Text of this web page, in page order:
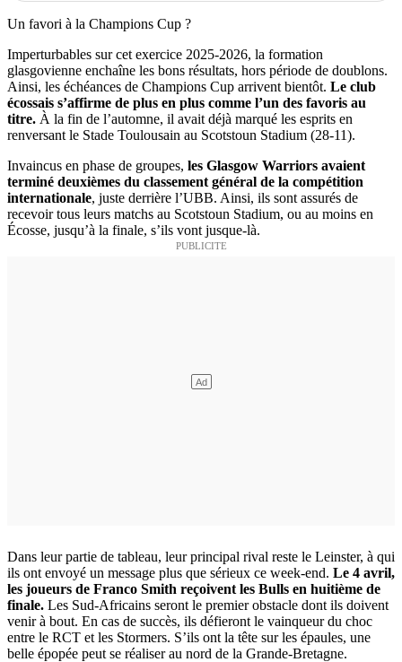
Un favori à la Champions Cup ?
Imperturbables sur cet exercice 2025-2026, la formation
glasgovienne enchaîne les bons résultats, hors période de doublons.
Ainsi, les échéances de Champions Cup arrivent bientôt. Le club
écossais s’affirme de plus en plus comme l’un des favoris au
titre. À la fin de l’automne, il avait déjà marqué les esprits en
renversant le Stade Toulousain au Scotstoun Stadium (28-11).
Invaincus en phase de groupes, les Glasgow Warriors avaient
terminé deuxièmes du classement général de la compétition
internationale, juste derrière l’UBB. Ainsi, ils sont assurés de
recevoir tous leurs matchs au Scotstoun Stadium, ou au moins en
Écosse, jusqu’à la finale, s’ils vont jusque-là.
Dans leur partie de tableau, leur principal rival reste le Leinster, à qui
ils ont envoyé un message plus que sérieux ce week-end. Le 4 avril,
les joueurs de Franco Smith reçoivent les Bulls en huitième de
finale. Les Sud-Africains seront le premier obstacle dont ils doivent
venir à bout. En cas de succès, ils défieront le vainqueur du choc
entre le RCT et les Stormers. S’ils ont la tête sur les épaules, une
belle épopée peut se réaliser au nord de la Grande-Bretagne.